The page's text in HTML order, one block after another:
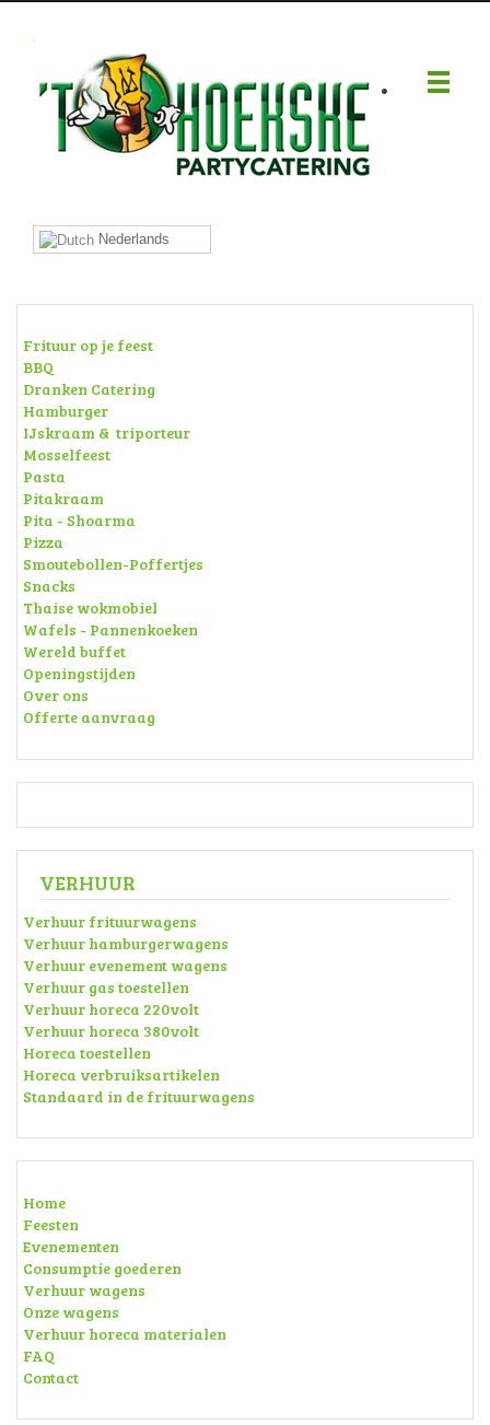
.
Nederlands
Frituur op je feest
BBQ
Dranken Catering
Hamburger
IJskraam & triporteur
Mosselfeest
Pasta
Pitakraam
Pita - Shoarma
Pizza
Smoutebollen-Poffertjes
Snacks
Thaise wokmobiel
Wafels - Pannenkoeken
Wereld buffet
Openingstijden
Over ons
Offerte aanvraag
VERHUUR
Verhuur frituurwagens
Verhuur hamburgerwagens
Verhuur evenement wagens
Verhuur gas toestellen
Verhuur horeca 220volt
Verhuur horeca 380volt
Horeca toestellen
Horeca verbruiksartikelen
Standaard in de frituurwagens
Home
Feesten
Evenementen
Consumptie goederen
Verhuur wagens
Onze wagens
Verhuur horeca materialen
FAQ
Contact